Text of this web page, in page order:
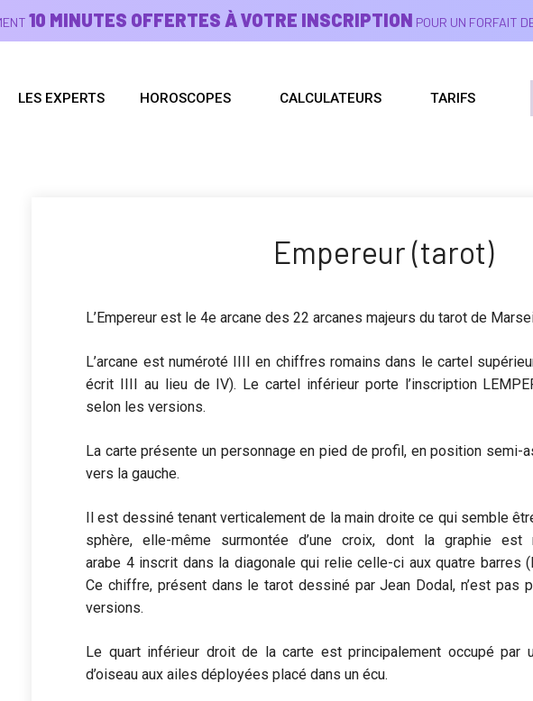
10 MINUTES OFFERTES À VOTRE INSCRIPTION POUR UN FORFAIT
LES EXPERTS HOROSCOPES CALCULATEURS TARIFS
Empereur (tarot)
L’Empereur est le 4e arcane des 22 arcanes majeurs du tarot de
L’arcane est numéroté IIII en chiffres romains dans le cartel
écrit IIII au lieu de IV). Le cartel inférieur porte l’inscription
selon les versions.
La carte présente un personnage en pied de profil, en position semi-
vers la gauche.
Il est dessiné tenant verticalement de la main droite ce qui semble
sphère, elle-même surmontée d’une croix, dont la graphie
arabe 4 inscrit dans la diagonale qui relie celle-ci aux quatre barres
Ce chiffre, présent dans le tarot dessiné par Jean Dodal, n’est pas
versions.
Le quart inférieur droit de la carte est principalement occupé par
d’oiseau aux ailes déployées placé dans un écu.